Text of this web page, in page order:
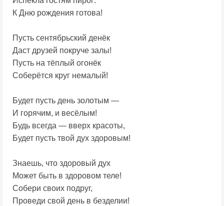
К Дню рождения готова!
Пусть сентябрьский денёк
Даст друзей покруче залы!
Пусть на тёплый огонёк
Соберётся круг немалый!
Будет пусть день золотым —
И горячим, и весёлым!
Будь всегда — вверх красоты,
Будет пусть твой дух здоровым!
Знаешь, что здоровый дух
Может быть в здоровом теле!
Собери своих подруг,
Проведи свой день в безделии!